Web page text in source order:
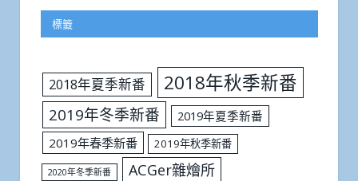
標籤
2018年夏季新番 2018年秋季新番
2019年冬季新番
2019年夏季新番
2019年春季新番
2019年秋季新番
2020年冬季新番 ACGer雜燴所